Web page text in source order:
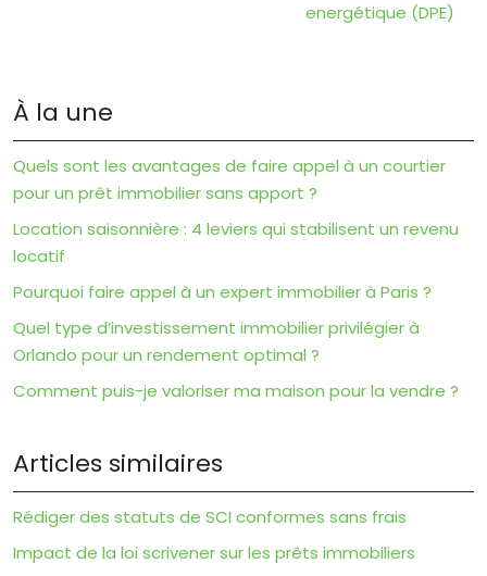
energétique (DPE)
À la une
Quels sont les avantages de faire appel à un courtier
pour un prêt immobilier sans apport ?
Location saisonnière : 4 leviers qui stabilisent un revenu
locatif
Pourquoi faire appel à un expert immobilier à Paris ?
Quel type d’investissement immobilier privilégier à
Orlando pour un rendement optimal ?
Comment puis-je valoriser ma maison pour la vendre ?
Articles similaires
Rédiger des statuts de SCI conformes sans frais
Impact de la loi scrivener sur les prêts immobiliers